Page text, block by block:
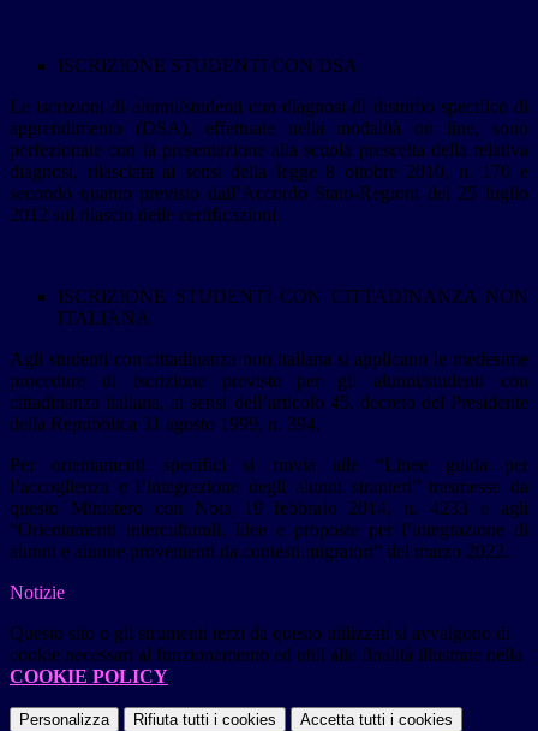
ISCRIZIONE STUDENTI CON DSA
Le iscrizioni di alunni/studenti con diagnosi di disturbo specifico di
apprendimento (DSA), effettuate nella modalità on line, sono
perfezionate con la presentazione alla scuola prescelta della relativa
diagnosi, rilasciata ai sensi della legge 8 ottobre 2010, n. 170 e
secondo quanto previsto dall’Accordo Stato-Regioni del 25 luglio
2012 sul rilascio delle certificazioni.
ISCRIZIONE STUDENTI CON CITTADINANZA NON
ITALIANA
Agli studenti con cittadinanza non italiana si applicano le medesime
procedure di iscrizione previste per gli alunni/studenti con
cittadinanza italiana, ai sensi dell’articolo 45, decreto del Presidente
della Repubblica 31 agosto 1999, n. 394.
Per orientamenti specifici si rinvia alle “Linee guida per
l’accoglienza e l’integrazione degli alunni stranieri” trasmesse da
questo Ministero con Nota 19 febbraio 2014, n. 4233 e agli
“Orientamenti interculturali. Idee e proposte per l’integrazione di
alunni e alunne provenienti da contesti migratori” del marzo 2022.
Notizie
Questo sito o gli strumenti terzi da questo utilizzati si avvalgono di
cookie necessari al funzionamento ed utili alle finalità illustrate nella
COOKIE POLICY.
Personalizza Rifiuta tutti i cookies Accetta tutti i cookies